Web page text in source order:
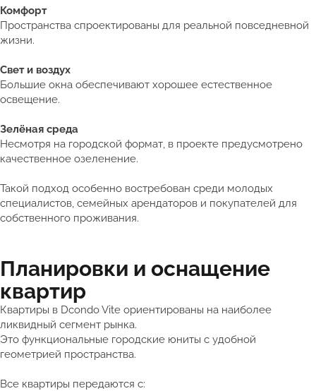
Комфорт
Пространства спроектированы для реальной повседневной
жизни.
Свет и воздух
Большие окна обеспечивают хорошее естественное
освещение.
Зелёная среда
Несмотря на городской формат, в проекте предусмотрено
качественное озеленение.
Такой подход особенно востребован среди молодых
специалистов, семейных арендаторов и покупателей для
собственного проживания.
Планировки и оснащение
квартир
Квартиры в Dcondo Vite ориентированы на наиболее
ликвидный сегмент рынка.
Это функциональные городские юниты с удобной
геометрией пространства.
Все квартиры передаются с: